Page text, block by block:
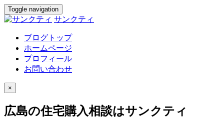
Toggle navigation
サンクティ
ブログトップ
ホームページ
プロフィール
お問い合わせ
×
広島の住宅購入相談はサンクティ